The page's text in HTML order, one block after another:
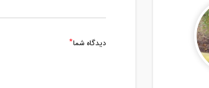
دیدگاه شما